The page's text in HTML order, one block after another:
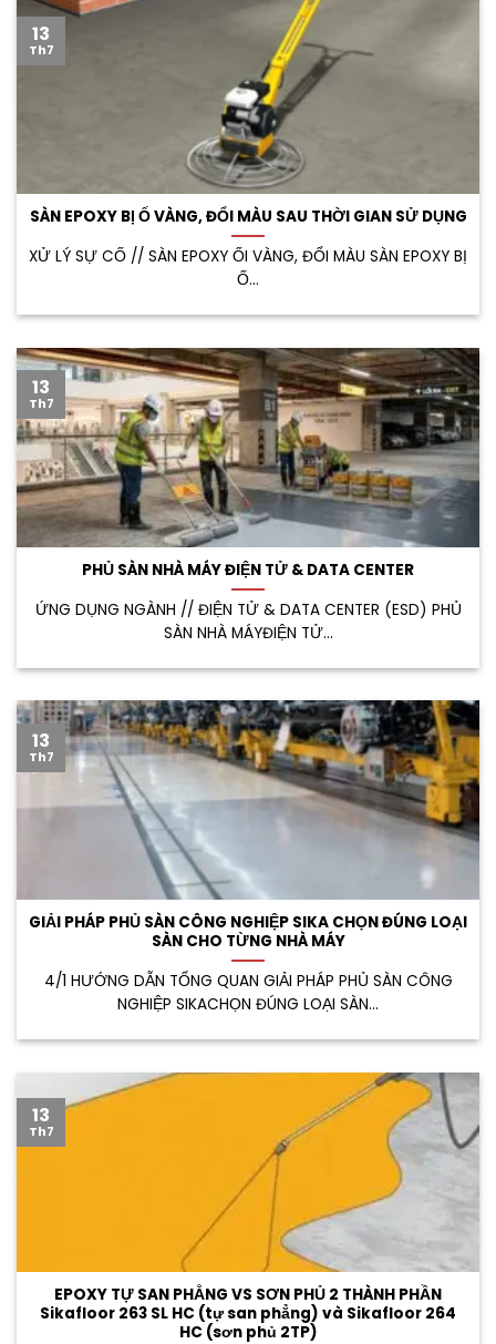
SÀN EPOXY BỊ Ố VÀNG, ĐỔI MÀU SAU THỜI GIAN SỬ DỤNG
XỬ LÝ SỰ CỐ // SÀN EPOXY ỐI VÀNG, ĐỔI MÀU SÀN EPOXY BỊ
Ố...
13
Th7
PHỦ SÀN NHÀ MÁY ĐIỆN TỬ & DATA CENTER
ỨNG DỤNG NGÀNH // ĐIỆN TỬ & DATA CENTER (ESD) PHỦ
SÀN NHÀ MÁYĐIỆN TỬ...
13
Th7
GIẢI PHÁP PHỦ SÀN CÔNG NGHIỆP SIKA CHỌN ĐÚNG LOẠI
SÀN CHO TỪNG NHÀ MÁY
4/1 HƯỚNG DẪN TỔNG QUAN GIẢI PHÁP PHỦ SÀN CÔNG
NGHIỆP SIKACHỌN ĐÚNG LOẠI SÀN...
13
Th7
EPOXY TỰ SAN PHẲNG VS SƠN PHỦ 2 THÀNH PHẦN
Sikafloor 263 SL HC (tự san phẳng) và Sikafloor 264
HC (sơn phủ 2TP)
13
Th7